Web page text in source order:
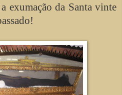
exumação da Santa vinte